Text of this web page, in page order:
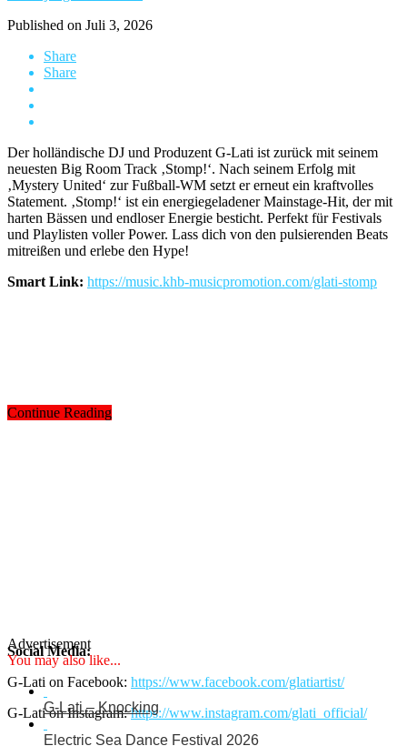
Published on Juli 3, 2026
Share
Share
Der holländische DJ und Produzent G-Lati ist zurück mit seinem
neuesten Big Room Track ‚Stomp!‘. Nach seinem Erfolg mit
‚Mystery United‘ zur Fußball-WM setzt er erneut ein kraftvolles
Statement. ‚Stomp!‘ ist ein energiegeladener Mainstage-Hit, der mit
harten Bässen und endloser Energie besticht. Perfekt für Festivals
und Playlisten voller Power. Lass dich von den pulsierenden Beats
mitreißen und erlebe den Hype!
Smart Link: https://music.khb-musicpromotion.com/glati-stomp
Social Media:
G-Lati on Facebook: https://www.facebook.com/glatiartist/
G-Lati on Instagram:https://www.instagram.com/glati_official/
Continue Reading
Advertisement
You may also like...
G-Lati – Knocking
Electric Sea Dance Festival 2026